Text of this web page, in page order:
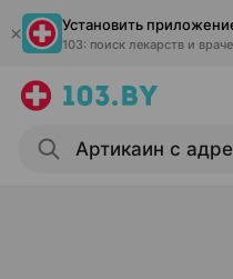
Установить
103: поиск лекарств и